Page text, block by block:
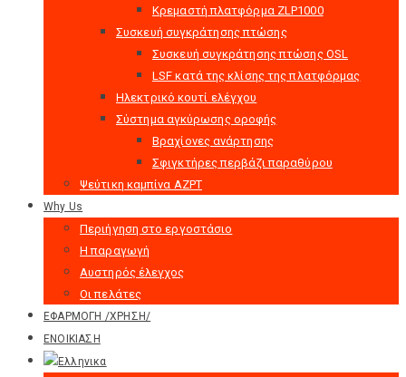
Κρεμαστή πλατφόρμα ZLP1000
Συσκευή συγκράτησης πτώσης
Συσκευή συγκράτησης πτώσης OSL
LSF κατά της κλίσης της πλατφόρμας
Hλεκτρικό κουτί ελέγχου
Σύστημα αγκύρωσης οροφής
Βραχίονες ανάρτησης
Σφιγκτήρες περβάζι παραθύρου
Ψεύτικη καμπίνα AZPT
Why Us
Περιήγηση στο εργοστάσιο
Η παραγωγή
Αυστηρός έλεγχος
Οι πελάτες
ΕΦΑΡΜΟΓΗ /ΧΡΗΣΗ/
ΕΝΟΙΚΙΑΣΗ